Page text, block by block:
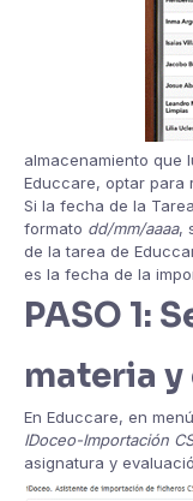
almacenamiento que
Educcare, optar para
Si la fecha de la
formato dd/mm/aaaa,
de la tarea de
es la fecha de la
PASO 1:
materia
En Educcare, en
IDoceo-Importación
asignatura y